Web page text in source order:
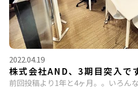
2022.04.19
株式会社AND、3期目突入で
前回投稿より1年と4ヶ月。。いろん